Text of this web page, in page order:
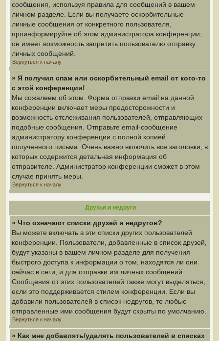
сообщения, используя правила для сообщений в вашем
личном разделе. Если вы получаете оскорбительные
личные сообщения от конкретного пользователя,
проинформируйте об этом администратора конференции;
он имеет возможность запретить пользователю отправку
личных сообщений.
Вернуться к началу
» Я получил спам или оскорбительный email от кого-то
с этой конференции!
Мы сожалеем об этом. Форма отправки email на данной
конференции включает меры предосторожности и
возможность отслеживания пользователей, отправляющих
подобные сообщения. Отправьте email-сообщение
администратору конференции с полной копией
полученного письма. Очень важно включить все заголовки, в
которых содержится детальная информация об
отправителе. Администратор конференции сможет в этом
случае принять меры.
Вернуться к началу
Друзья и недруги
» Что означают списки друзей и недругов?
Вы можете включать в эти списки других пользователей
конференции. Пользователи, добавленные в список друзей,
будут указаны в вашем личном разделе для получения
быстрого доступа к информации о том, находятся ли они
сейчас в сети, и для отправки им личных сообщений.
Сообщения от этих пользователей также могут выделяться,
если это поддерживается стилем конференции. Если вы
добавили пользователей в список недругов, то любые
отправленные ими сообщения будут скрыты по умолчанию.
Вернуться к началу
» Как мне добавлять/удалять пользователей в списках